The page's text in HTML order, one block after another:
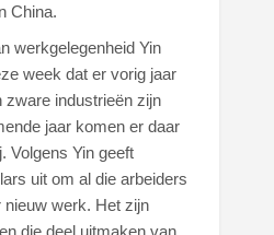
China.
werkgelegenheid Yin
week dat er vorig jaar
zware industrieën zijn
jaar komen er daar
Volgens Yin geeft
uit om al die arbeiders
werk. Het zijn
die deel uitmaken van